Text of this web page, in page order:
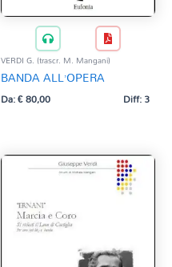
VERDI G. (trascr. M. Mangani)
BANDA ALL’OPERA
Da:€80,00 Diff: 3